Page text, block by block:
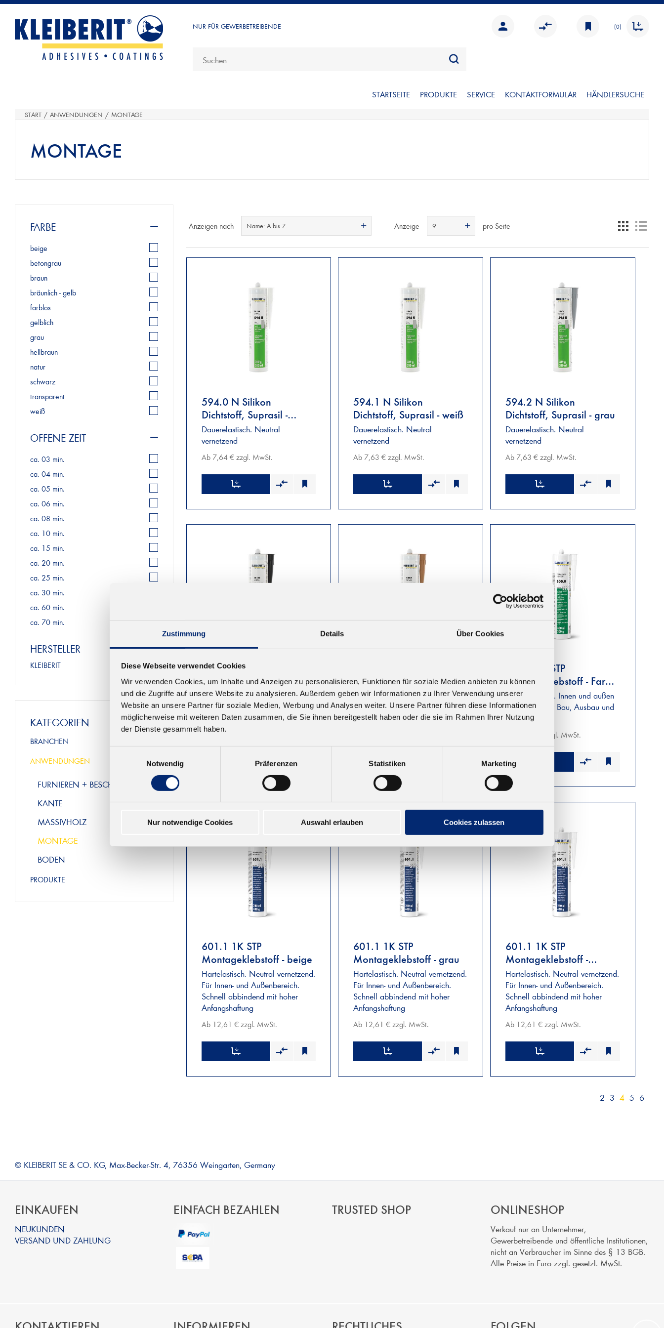
Zustimmung Details Über Cookies
Diese Webseite verwendet Cookies
Wir verwenden Cookies, um Inhalte und Anzeigen zu personalisieren, Funktionen für soziale Medien anbieten zu können
und die Zugriffe auf unsere Website zu analysieren. Außerdem geben wir Informationen zu Ihrer Verwendung unserer
Website an unsere Partner für soziale Medien, Werbung und Analysen weiter. Unsere Partner führen diese Informationen
möglicherweise mit weiteren Daten zusammen, die Sie ihnen bereitgestellt haben oder die sie im Rahmen Ihrer Nutzung
der Dienste gesammelt haben.
Notwendig
Präferenzen Statistiken Marketing
Nur notwendige Cookies Auswahl erlauben Cookies zulassen
NUR FÜR GEWERBETREIBENDE (0)
STARTSEITE PRODUKTE SERVICE KONTAKTFORMULAR HÄNDLERSUCHE
START / ANWENDUNGEN / MONTAGE
MONTAGE
FARBE
beige
betongrau
braun
bräunlich - gelb
farblos
gelblich
grau
hellbraun
natur
schwarz
transparent
weiß
OFFENE ZEIT
ca. 03 min.
ca. 04 min.
ca. 05 min.
ca. 06 min.
ca. 08 min.
ca. 10 min.
ca. 15 min.
ca. 20 min.
ca. 25 min.
ca. 30 min.
ca. 60 min.
ca. 70 min.
HERSTELLER
KLEIBERIT
KATEGORIEN
BRANCHEN
ANWENDUNGEN
FURNIEREN + BESCHICHTEN
KANTE
MASSIVHOLZ
MONTAGE
BODEN
PRODUKTE
Anzeigen nach Name: A bis Z Anzeige 9 pro Seite
594.0 N Silikon
Dichtstoff, Suprasil -
farblos
Dauerelastisch. Neutral
vernetzend
Ab 7,64 € zzgl. MwSt.
594.1 N Silikon
Dichtstoff, Suprasil - weiß
Dauerelastisch. Neutral
vernetzend
Ab 7,63 € zzgl. MwSt.
594.2 N Silikon
Dichtstoff, Suprasil - grau
Dauerelastisch. Neutral
vernetzend
Ab 7,63 € zzgl. MwSt.
594.4 N Silikon
Dichtstoff, Suprasil -
schwarz
Dauerelastisch. Neutral
vernetzend
Ab 7,63 € zzgl. MwSt.
Dichtstoff, Suprasil -
hellbraun
Dauerelastisch. Neutral
vernetzend
Bitte frage den Preis bei deiner
600.0 1K STP
Montageklebstoff - Farbe:
farblos
Dauerelastisch. Innen und außen
einsetzbar. Für Bau, Ausbau und
Montage
Ab 11,53 € zzgl. MwSt.
601.1 1K STP
Montageklebstoff - beige
Hartelastisch. Neutral vernetzend.
Für Innen- und Außenbereich.
Schnell abbindend mit hoher
Anfangshaftung
Ab 12,61 € zzgl. MwSt.
601.1 1K STP
Montageklebstoff - grau
Hartelastisch. Neutral vernetzend.
Für Innen- und Außenbereich.
Schnell abbindend mit hoher
Anfangshaftung
Ab 12,61 € zzgl. MwSt.
601.1 1K STP
Montageklebstoff -
schwarz
Hartelastisch. Neutral vernetzend.
Für Innen- und Außenbereich.
Schnell abbindend mit hoher
Anfangshaftung
Ab 12,61 € zzgl. MwSt.
2 3 4 5 6
© KLEIBERIT SE & CO. KG, Max-Becker-Str. 4, 76356 Weingarten, Germany
EINKAUFEN
NEUKUNDEN
VERSAND UND ZAHLUNG
EINFACH BEZAHLEN TRUSTED SHOP ONLINESHOP
Verkauf nur an Unternehmer,
Gewerbetreibende und öffentliche Institutionen,
nicht an Verbraucher im Sinne des § 13 BGB.
Alle Preise in Euro zzgl. gesetzl. MwSt.